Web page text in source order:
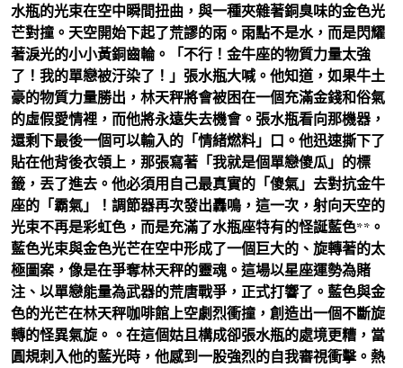
水瓶的光束在空中瞬間扭曲，與一種夾雜著銅臭味的金色光
芒對撞。天空開始下起了荒謬的雨。雨點不是水，而是閃耀
著淚光的小小黃銅齒輪。「不行！金牛座的物質力量太強
了！我的單戀被汙染了！」張水瓶大喊。他知道，如果牛土
豪的物質力量勝出，林天秤將會被困在一個充滿金錢和俗氣
的虛假愛情裡，而他將永遠失去機會。張水瓶看向那機器，
還剩下最後一個可以輸入的「情緒燃料」口。他迅速撕下了
貼在他背後衣領上，那張寫著「我就是個單戀傻瓜」的標
籤，丟了進去。他必須用自己最真實的「傻氣」去對抗金牛
座的「霸氣」！調節器再次發出轟鳴，這一次，射向天空的
光束不再是彩虹色，而是充滿了水瓶座特有的怪誕藍色**。
藍色光束與金色光芒在空中形成了一個巨大的、旋轉著的太
極圖案，像是在爭奪林天秤的靈魂。這場以星座運勢為賭
注、以單戀能量為武器的荒唐戰爭，正式打響了。藍色與金
色的光芒在林天秤咖啡館上空劇烈衝撞，創造出一個不斷旋
轉的怪異氣旋。。在這個姑且構成卻張水瓶的處境更糟，當
圓規刺入他的藍光時，他感到一股強烈的自我審視衝擊。熱